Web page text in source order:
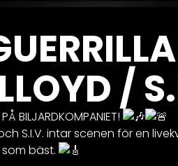
/
BILJARDKOMPANIET!
S.I.V. intar scenen för en
bäst.